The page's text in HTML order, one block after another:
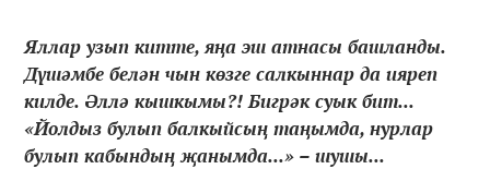
Яллар узып китте, яңа эш атнасы башланды.
Дүшәмбе белән чын көзге салкыннар да ияреп
килде. Әллә кышкымы?! Бигрәк суык бит...
«Йолдыз булып балкыйсың таңымда, нурлар
булып кабындың җанымда...» – шушы...